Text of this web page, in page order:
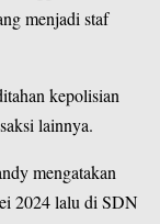
menjadi staf
kepolisian
lainnya.
mengatakan
2024 lalu di SDN